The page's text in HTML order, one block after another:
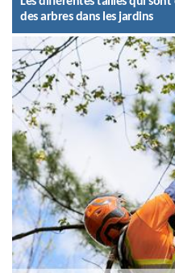
des arbres dans les jardins